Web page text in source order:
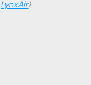
LynxAir)